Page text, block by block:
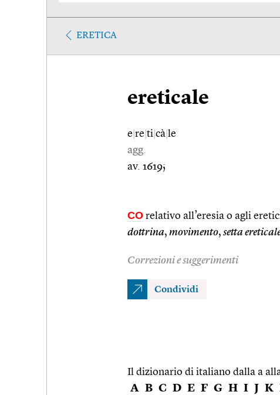
ERETICA
ereticale
e re ti cà le
agg.
av. 1619;
CO relativo all’eresia o agli
dottrina, movimento, setta
Correzioni e suggerimenti
Condividi
Il dizionario di italiano dalla a
A B C D E F G H I J K